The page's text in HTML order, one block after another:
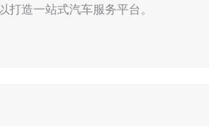
打造一站式汽车服务平台。